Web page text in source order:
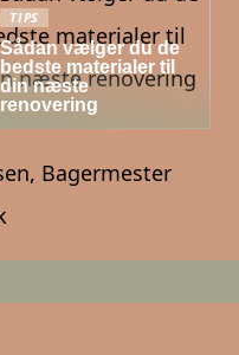
TIPS
Sådan vælger du de
bedste materialer til
din næste
renovering
Bagermester